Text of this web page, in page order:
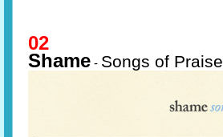
02
Shame - Songs of Praise